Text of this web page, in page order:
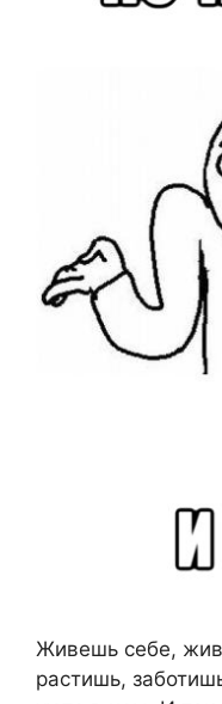
Живешь себе,
растишь,